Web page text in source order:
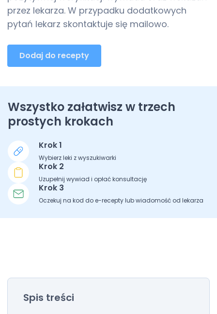
przez lekarza. W przypadku dodatkowych
pytań lekarz skontaktuje się mailowo.
Dodaj do recepty
Wszystko załatwisz w trzech
prostych krokach
Krok 1
Wybierz leki z wyszukiwarki
Krok 2
Uzupełnij wywiad i opłać konsultację
Krok 3
Oczekuj na kod do e-recepty lub wiadomość od lekarza
Spis treści